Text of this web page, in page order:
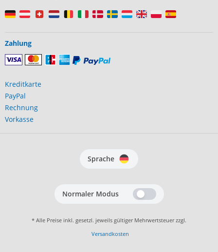
Zahlung
Kreditkarte
PayPal
Rechnung
Vorkasse
Sprache
Normaler Modus
* Alle Preise inkl. gesetzl. jeweils gültiger Mehrwertsteuer zzgl.
Versandkosten